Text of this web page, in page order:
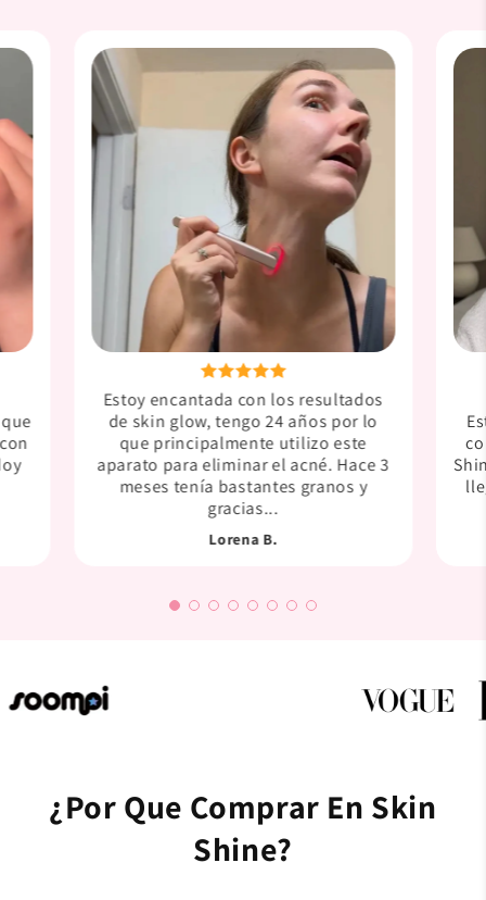
Estoy encantada con los resultados
de skin glow, tengo 24 años por lo
que principalmente utilizo este
aparato para eliminar el acné. Hace 3
meses tenía bastantes granos y
gracias...
Lorena B.
¿Por Que Comprar En Skin
Shine?